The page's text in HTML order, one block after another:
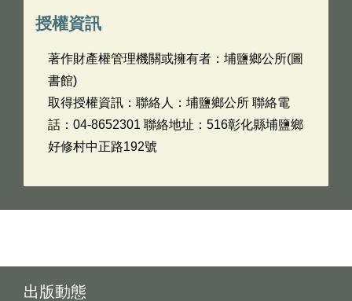
授權資訊
著作財產權管理機關或擁有者：埔鹽鄉公所(圖
書館)
取得授權資訊：聯絡人：埔鹽鄉公所 聯絡電
話：04-8652301 聯絡地址：516彰化縣埔鹽鄉
好修村中正路192號
出版動態